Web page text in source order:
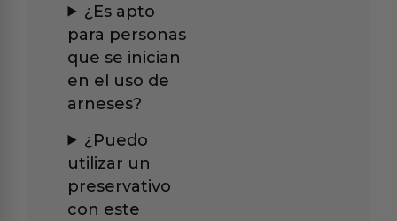
¿Es apto
para personas
que se inician
en el uso de
arneses?
¿Puedo
utilizar un
preservativo
con este